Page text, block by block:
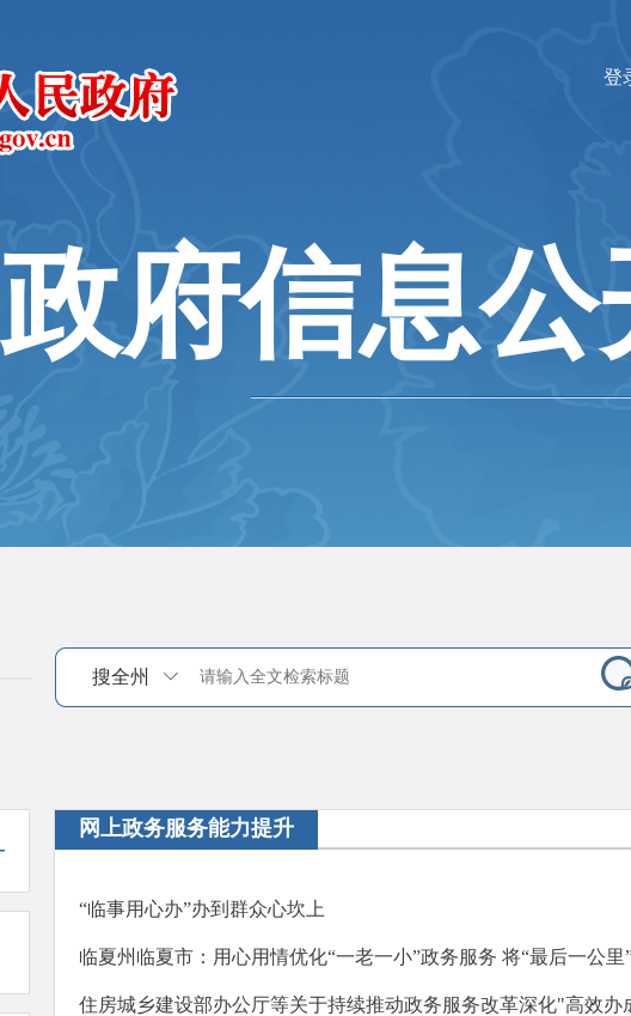
登
政府信息公
搜全州
网上政务服务能力提升
“临事用心办”办到群众心坎上
临夏州临夏市：用心用情优化“一老一小”政务服务 将“最后一公里
住房城乡建设部办公厅等关于持续推动政务服务改革深化"高效办